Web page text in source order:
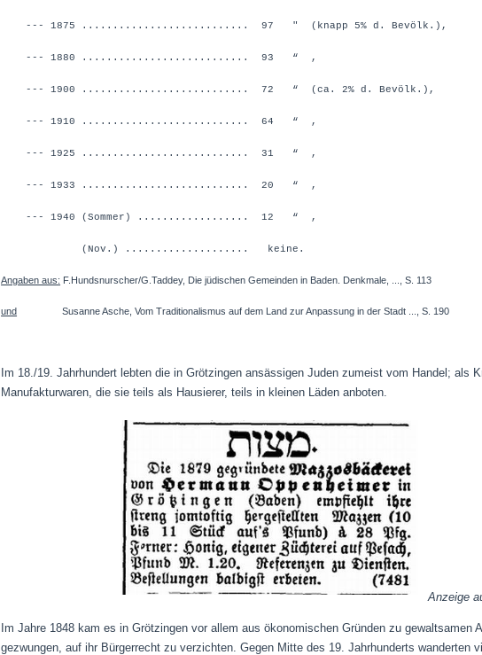
--- 1875 ........................... 97 " (knapp 5% d. Bevölk.),
--- 1880 ........................... 93 “ ,
--- 1900 ........................... 72 “ (ca. 2% d. Bevölk.),
--- 1910 ........................... 64 “ ,
--- 1925 ........................... 31 “ ,
--- 1933 ........................... 20 “ ,
--- 1940 (Sommer) .................. 12 “ ,
(Nov.) .................... keine.
Angaben aus: F.Hundsnurscher/G.Taddey, Die jüdischen Gemeinden in Baden. Denkmale, ..., S. 113
und Susanne Asche, Vom Traditionalismus auf dem Land zur Anpassung in der Stadt ..., S. 190
Im 18./19. Jahrhundert lebten die in Grötzingen ansässigen Juden zumeist vom Handel; als
Manufakturwaren, die sie teils als Hausierer, teils in kleinen Läden anboten.
Anzeige
Im Jahre 1848 kam es in Grötzingen vor allem aus ökonomischen Gründen zu gewaltsamen
gezwungen, auf ihr Bürgerrecht zu verzichten. Gegen Mitte des 19. Jahrhunderts wanderten